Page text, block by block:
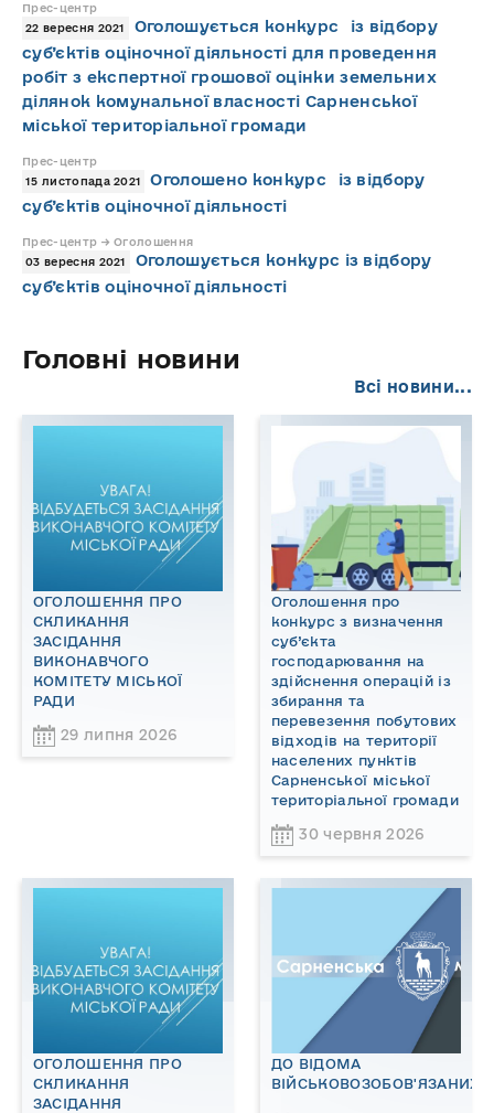
Прес-центр
22 вересня 2021
Оголошується конкурс із відбору
суб’єктів оціночної діяльності для проведення
робіт з експертної грошової оцінки земельних
ділянок комунальної власності Сарненської
міської територіальної громади
Прес-центр
15 листопада 2021
Оголошено конкурс із відбору
суб’єктів оціночної діяльності
Прес-центр → Оголошення
03 вересня 2021
Оголошується конкурс із відбору
суб’єктів оціночної діяльності
Головні новини
Всі новини...
ОГОЛОШЕННЯ ПРО
СКЛИКАННЯ
ЗАСІДАННЯ
ВИКОНАВЧОГО
КОМІТЕТУ МІСЬКОЇ
РАДИ
29 липня 2026
Оголошення про
конкурс з визначення
суб’єкта
господарювання на
здійснення операцій із
збирання та
перевезення побутових
відходів на території
населених пунктів
Сарненської міської
територіальної громади
30 червня 2026
ОГОЛОШЕННЯ ПРО
СКЛИКАННЯ
ЗАСІДАННЯ
ДО ВІДОМА
ВІЙСЬКОВОЗОБОВ'ЯЗАНИХ!